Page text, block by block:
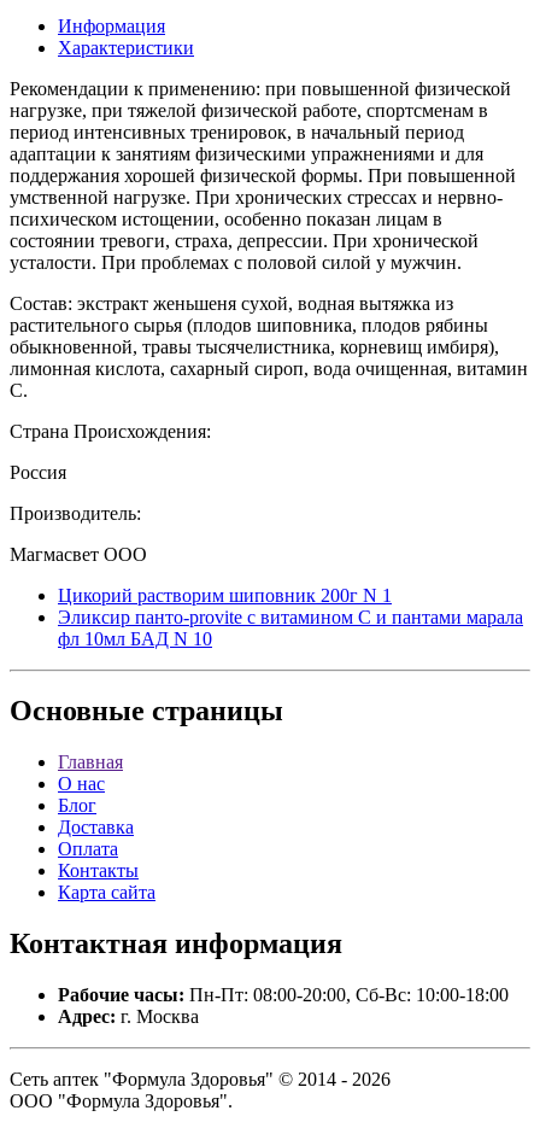
Информация
Характеристики
Рекомендации к применению: при повышенной физической
нагрузке, при тяжелой физической работе, спортсменам в
период интенсивных тренировок, в начальный период
адаптации к занятиям физическими упражнениями и для
поддержания хорошей физической формы. При повышенной
умственной нагрузке. При хронических стрессах и нервно-
психическом истощении, особенно показан лицам в
состоянии тревоги, страха, депрессии. При хронической
усталости. При проблемах с половой силой у мужчин.
Состав: экстракт женьшеня сухой, водная вытяжка из
растительного сырья (плодов шиповника, плодов рябины
обыкновенной, травы тысячелистника, корневищ имбиря),
лимонная кислота, сахарный сироп, вода очищенная, витамин
С.
Страна Происхождения:
Россия
Производитель:
Магмасвет ООО
Цикорий растворим шиповник 200г N 1
Эликсир панто-provite с витамином С и пантами марала
фл 10мл БАД N 10
Основные страницы
Главная
О нас
Блог
Доставка
Оплата
Контакты
Карта сайта
Контактная информация
Рабочие часы: Пн-Пт: 08:00-20:00, Сб-Вс: 10:00-18:00
Адрес: г. Москва
Сеть аптек "Формула Здоровья" © 2014 - 2026
ООО "Формула Здоровья".